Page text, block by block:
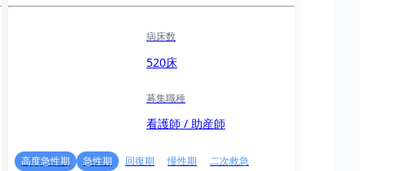
病床数
520床
募集職種
看護師 / 助産師
高度急性期 急性期 回復期 慢性期
二次救急